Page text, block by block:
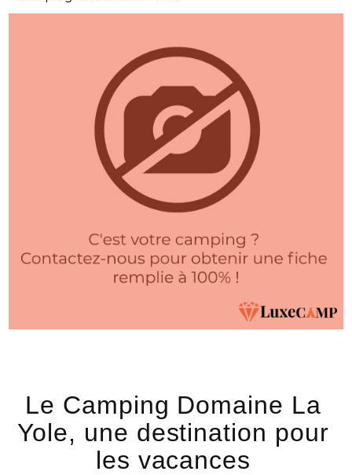
Le Camping Domaine La
Yole, une destination pour
les vacances